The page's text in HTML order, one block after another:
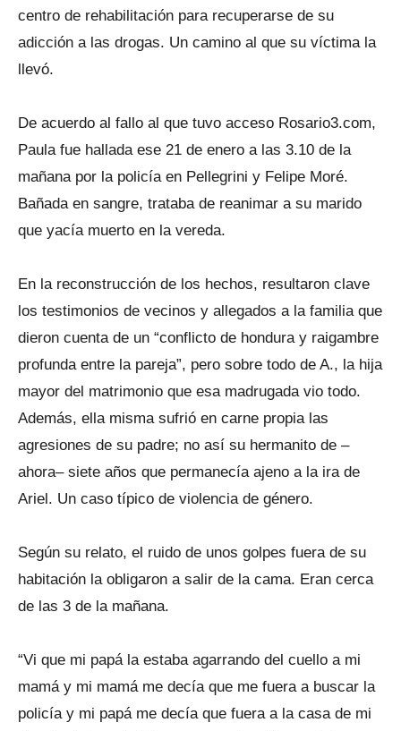
centro de rehabilitación para recuperarse de su
adicción a las drogas. Un camino al que su víctima la
llevó.
De acuerdo al fallo al que tuvo acceso Rosario3.com,
Paula fue hallada ese 21 de enero a las 3.10 de la
mañana por la policía en Pellegrini y Felipe Moré.
Bañada en sangre, trataba de reanimar a su marido
que yacía muerto en la vereda.
En la reconstrucción de los hechos, resultaron clave
los testimonios de vecinos y allegados a la familia que
dieron cuenta de un “conflicto de hondura y raigambre
profunda entre la pareja”, pero sobre todo de A., la hija
mayor del matrimonio que esa madrugada vio todo.
Además, ella misma sufrió en carne propia las
agresiones de su padre; no así su hermanito de –
ahora– siete años que permanecía ajeno a la ira de
Ariel. Un caso típico de violencia de género.
Según su relato, el ruido de unos golpes fuera de su
habitación la obligaron a salir de la cama. Eran cerca
de las 3 de la mañana.
“Vi que mi papá la estaba agarrando del cuello a mi
mamá y mi mamá me decía que me fuera a buscar la
policía y mi papá me decía que fuera a la casa de mi